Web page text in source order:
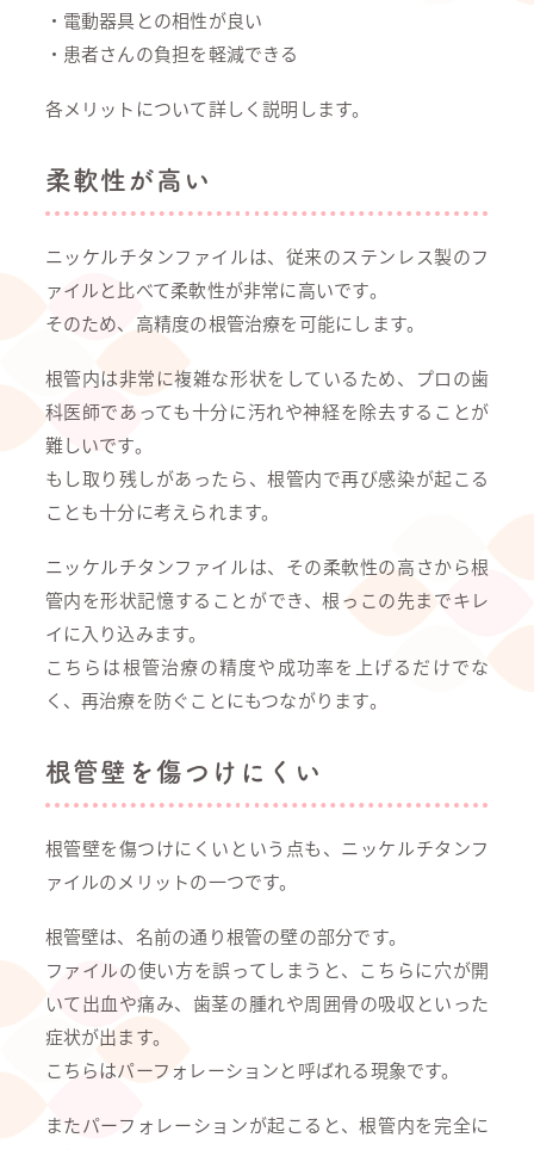
・電動器具との相性が良い
・患者さんの負担を軽減できる
各メリットについて詳しく説明します。
柔軟性が高い
ニッケルチタンファイルは、従来のステンレス製のフ
ァイルと比べて柔軟性が非常に高いです。
そのため、高精度の根管治療を可能にします。
根管内は非常に複雑な形状をしているため、プロの歯
科医師であっても十分に汚れや神経を除去することが
難しいです。
もし取り残しがあったら、根管内で再び感染が起こる
ことも十分に考えられます。
ニッケルチタンファイルは、その柔軟性の高さから根
管内を形状記憶することができ、根っこの先までキレ
イに入り込みます。
こちらは根管治療の精度や成功率を上げるだけでな
く、再治療を防ぐことにもつながります。
根管壁を傷つけにくい
根管壁を傷つけにくいという点も、ニッケルチタンフ
ァイルのメリットの一つです。
根管壁は、名前の通り根管の壁の部分です。
ファイルの使い方を誤ってしまうと、こちらに穴が開
いて出血や痛み、歯茎の腫れや周囲骨の吸収といった
症状が出ます。
こちらはパーフォレーションと呼ばれる現象です。
またパーフォレーションが起こると、根管内を完全に